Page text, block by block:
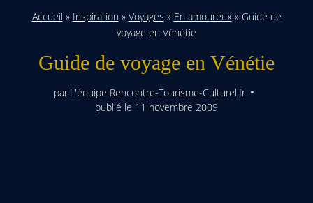
Accueil » Inspiration » Voyages » En amoureux» Guide de
voyage en Vénétie
Guide de voyage en Vénétie
par L'équipe Rencontre-Tourisme-Culturel.fr
publié le 11 novembre 2009